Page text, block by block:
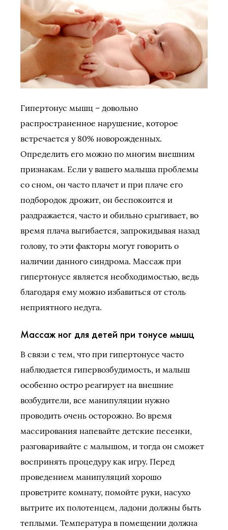
Гипертонус мышц – довольно
распространенное нарушение, которое
встречается у 80% новорожденных.
Определить его можно по многим внешним
признакам. Если у вашего малыша проблемы
со сном, он часто плачет и при плаче его
подбородок дрожит, он беспокоится и
раздражается, часто и обильно срыгивает, во
время плача выгибается, запрокидывая назад
голову, то эти факторы могут говорить о
наличии данного синдрома. Массаж при
гипертонусе является необходимостью, ведь
благодаря ему можно избавиться от столь
неприятного недуга.
Массаж ног для детей при тонусе мышц
В связи с тем, что при гипертонусе часто
наблюдается гипервозбудимость, и малыш
особенно остро реагирует на внешние
возбудители, все манипуляции нужно
проводить очень осторожно. Во время
массирования напевайте детские песенки,
разговаривайте с малышом, и тогда он сможет
воспринять процедуру как игру. Перед
проведением манипуляций хорошо
проветрите комнату, помойте руки, насухо
вытрите их полотенцем, ладони должны быть
теплыми. Температура в помещении должна